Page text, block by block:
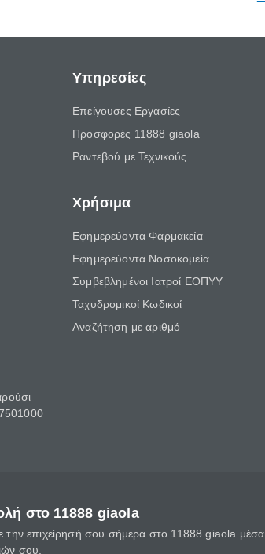
Υπηρεσίες
Επείγουσες Εργασίες
Προσφορές 11888 giaola
Ραντεβού με Τεχνικούς
Χρήσιμα
Εφημερεύοντα Φαρμακεία
Εφημερεύοντα Νοσοκομεία
Συμβεβλημένοι Ιατροί ΕΟΠΥΥ
Ταχυδρομικοί Κωδικοί
Αναζήτηση με αριθμό
στο 11888 giaola
την επιχείρησή σου σήμερα στο 11888 giaola μέσα
σου.